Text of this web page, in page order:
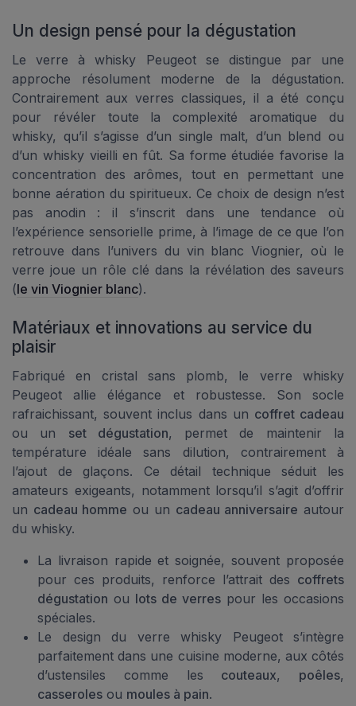
Un design pensé pour la dégustation
Le verre à whisky Peugeot se distingue par une
approche résolument moderne de la dégustation.
Contrairement aux verres classiques, il a été conçu
pour révéler toute la complexité aromatique du
whisky, qu’il s’agisse d’un single malt, d’un blend ou
d’un whisky vieilli en fût. Sa forme étudiée favorise la
concentration des arômes, tout en permettant une
bonne aération du spiritueux. Ce choix de design n’est
pas anodin : il s’inscrit dans une tendance où
l’expérience sensorielle prime, à l’image de ce que l’on
retrouve dans l’univers du vin blanc Viognier, où le
verre joue un rôle clé dans la révélation des saveurs
(le vin Viognier blanc).
Matériaux et innovations au service du
plaisir
Fabriqué en cristal sans plomb, le verre whisky
Peugeot allie élégance et robustesse. Son socle
rafraichissant, souvent inclus dans un coffret cadeau
ou un set dégustation, permet de maintenir la
température idéale sans dilution, contrairement à
l’ajout de glaçons. Ce détail technique séduit les
amateurs exigeants, notamment lorsqu’il s’agit d’offrir
un cadeau homme ou un cadeau anniversaire autour
du whisky.
La livraison rapide et soignée, souvent proposée
pour ces produits, renforce l’attrait des coffrets
dégustation ou lots de verres pour les occasions
spéciales.
Le design du verre whisky Peugeot s’intègre
parfaitement dans une cuisine moderne, aux côtés
d’ustensiles comme les couteaux, poêles,
casseroles ou moules à pain.